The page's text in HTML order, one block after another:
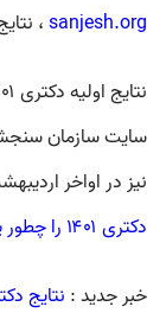
sanjesh.org،
سایت سازمان
نیز در اواخر
دکتری ۱۴۰۱ را چطور پیگیری کنم؟
خبر جدید : نتایج دکتری ۱۴۰۱ اعلام شد،